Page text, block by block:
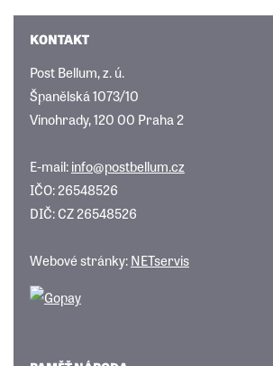
KONTAKT
Post Bellum, z. ú.
Španělská 1073/10
Vinohrady, 120 00 Praha 2
E-mail:info@postbellum.cz
IČO: 26548526
DIČ: CZ 26548526
Webové stránky:NETservis